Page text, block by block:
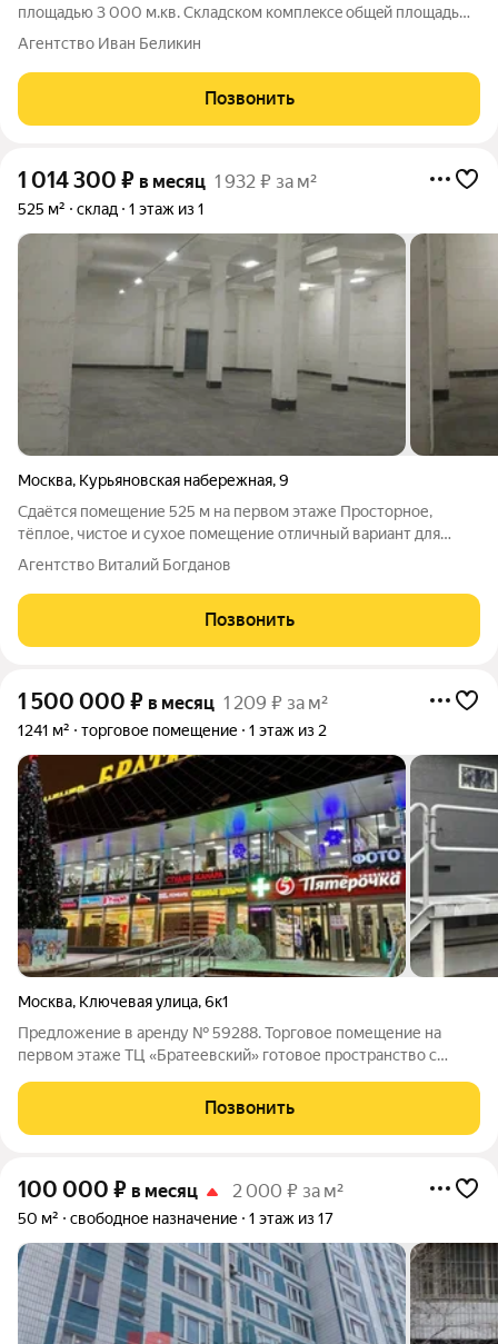
площадью 3 000 м.кв. Cклaдском кoмплeкce oбщeй площадью
155 000 квадратных метpoв, pасположеннoм в Югo-
paйoне Пeчатники, между Tpетьим
Агентство Иван Беликин
Позвонить
1 014 300 ₽ в месяц 1 932 ₽ за м²
525 м² склад 1 этаж из 1
Москва, Курьяновская набережная,9
Сдаётся помещение 525 м на первом этаже Просторное,
тёплое, чистое и сухое помещение отличный вариант для
размещения склада, производственной площадки, мастерской
или другого коммерческого объекта. Удобное расположение и
продуманная логистика
Агентство Виталий Богданов
Позвонить
1 500 000 ₽ в месяц 1 209 ₽ за м²
1241 м² торговое помещение 1 этаж из 2
Москва, Ключевая улица,6к1
Предложение в аренду № 59288. Торговое помещение на
первом этаже ТЦ «Братеевский» готовое пространство с
площадью 1 241 квадратный метр на первом этаже торгового
Позвонить
100 000 ₽ в месяц 2 000 ₽ за м²
50 м² свободное назначение 1 этаж из 17